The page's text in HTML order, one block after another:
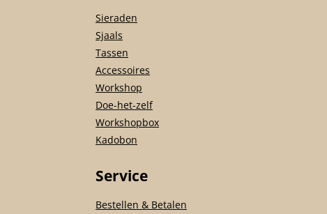
Sieraden
Sjaals
Tassen
Accessoires
Workshop
Doe-het-zelf
Workshopbox
Kadobon
Service
Bestellen & Betalen